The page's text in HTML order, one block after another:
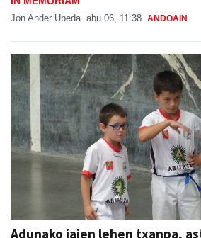
Jon Ander Ubeda abu 06, 11:38 ANDOAIN
Adunako jaien lehen txanpa,